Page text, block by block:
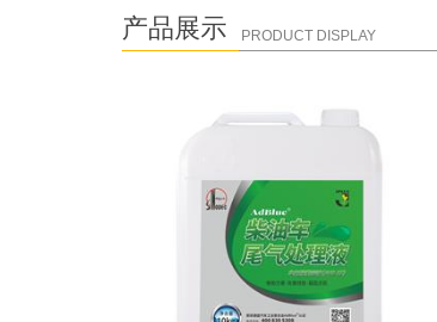
产品展示 PRODUCT DISPLAY